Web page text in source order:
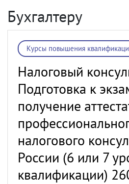
Бухгалтеру
Курсы повышения
Налоговый
Подготовка к
получение
налогового
России (6 или 7
квалификации)